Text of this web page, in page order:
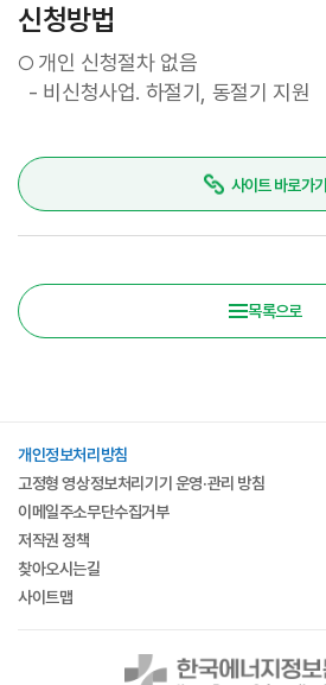
신청방법
○ 개인 신청절차 없음
- 비신청사업. 하절기, 동절기 지원
사이트 바로가기
목록으로
개인정보처리방침
고정형 영상정보처리기기 운영·관리 방침
이메일주소무단수집거부
저작권 정책
찾아오시는길
사이트맵